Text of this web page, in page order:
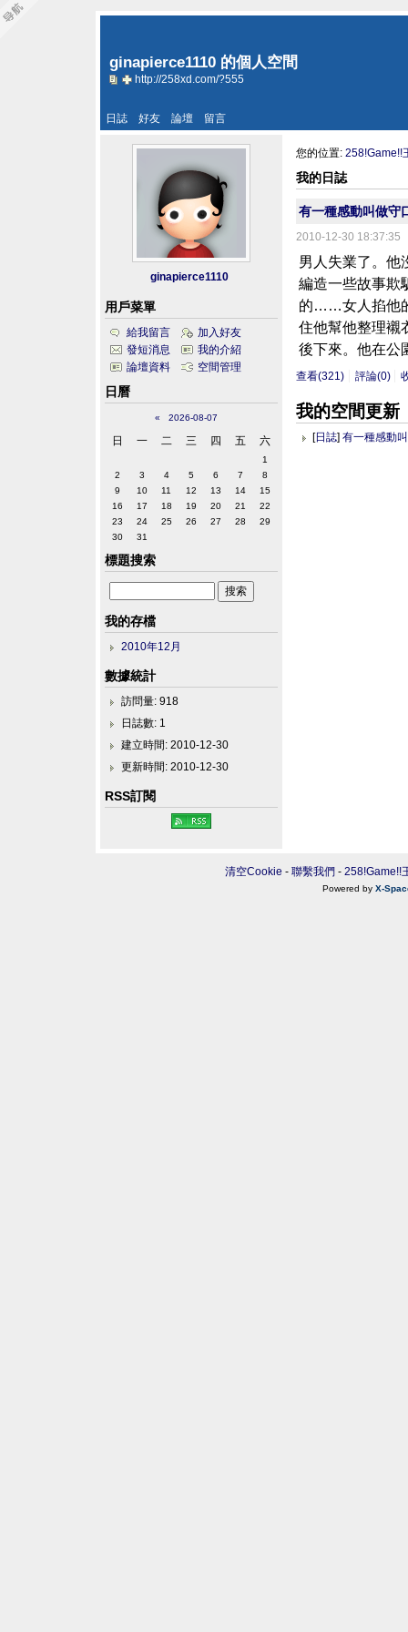
ginapierce1110 的個人空間
http://258xd.com/?555
日誌 好友 論壇 留言
您的位置:258!Game!!
我的日誌
有一種感動叫做守
2010-12-30 18:37:35
男人失業了。
編造一些故事欺
的……女人掐他
住他幫他整理
後下來。他在公
查看(321) 評論(0)
我的空間更新
[日誌]有一種感動
ginapierce1110
用戶菜單
給我留言
加入好友
發短消息
我的介紹
論壇資料
空間管理
日曆
« 2026-08-07
日 一 二 三 四 五 六
1
2
3 4 5 6 7
8
9
10 11 12 13 14
15
16
17 18 19 20 21
22
23
24 25 26 27 28
29
30
31
標題搜索
我的存檔
2010年12月
數據統計
訪問量: 918
日誌數: 1
建立時間: 2010-12-30
更新時間: 2010-12-30
RSS訂閱
清空Cookie - 聯繫我們 - 258!Game!!
Powered by X-